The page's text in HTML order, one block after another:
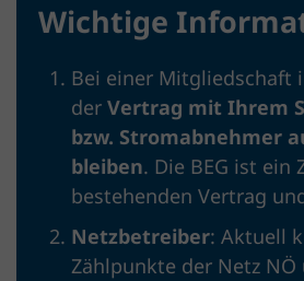
Wichtige
Bei einer Mitgliedschaft
der Vertrag mit Ihrem
bzw. Stromabnehmer
bleiben. Die BEG ist ein
bestehenden Vertrag
Netzbetreiber: Aktuell
Zählpunkte der Netz